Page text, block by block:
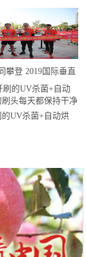
攀登 2019国际垂直
赛顺德海骏达中心
UV杀菌+自动烘